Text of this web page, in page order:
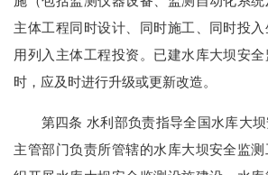
主体工程同时设计、同时施工、同时投
用列入主体工程投资。已建水库大坝安
时，应及时进行升级或更新改造。
第四条 水利部负责指导全国水库大坝
主管部门负责所管辖的水库大坝安全监